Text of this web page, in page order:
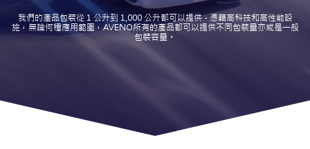
我們的產品包裝從 1 公升到 1,000 公升都可以提供 - 憑藉高科技和高性能設
施，無論何種應用範圍，AVENO所有的產品都可以提供不同包裝量亦或是一般
包裝容量。